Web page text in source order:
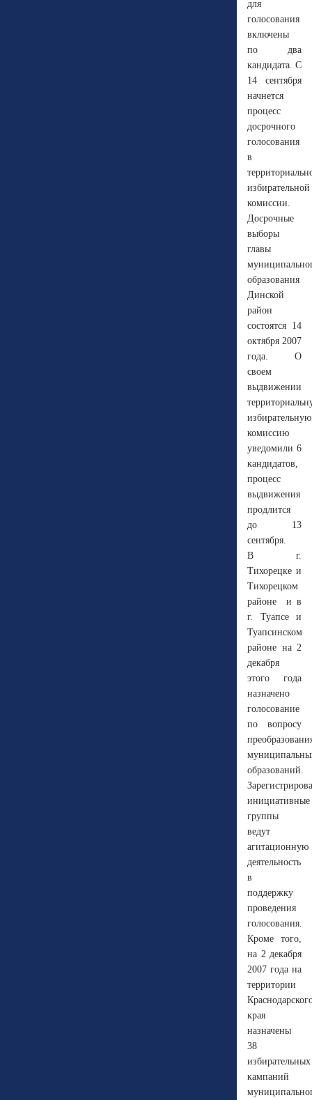
для
голосования
включены
по два
кандидата. С
14 сентября
начнется
процесс
досрочного
голосования
в
избирательной
комиссии.
Досрочные
выборы
главы
образования
Динской
район
состоятся 14
октября 2007
года. О
своем
выдвижении
избирательную
комиссию
уведомили 6
кандидатов,
процесс
выдвижения
продлится
до 13
сентября.
В г.
Тихорецке и
Тихорецком
районе и в
г. Туапсе и
Туапсинском
районе на 2
декабря
этого года
назначено
голосование
по вопросу
образований.
инициативные
группы
ведут
агитационную
деятельность
в
поддержку
проведения
голосования.
Кроме того,
на 2 декабря
2007 года на
территории
края
назначены
38
избирательных
кампаний